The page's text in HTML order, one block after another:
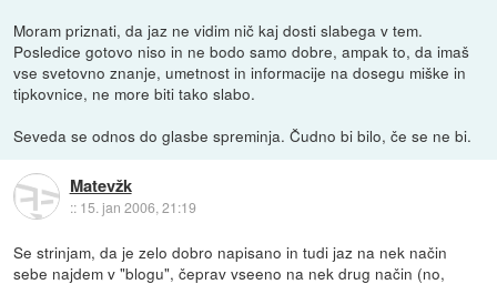
Moram priznati, da jaz ne vidim nič kaj dosti slabega v tem.
Posledice gotovo niso in ne bodo samo dobre, ampak to, da imaš
vse svetovno znanje, umetnost in informacije na dosegu miške in
tipkovnice, ne more biti tako slabo.
Seveda se odnos do glasbe spreminja. Čudno bi bilo, če se ne bi.
Matevžk
:: 15. jan 2006, 21:19
Se strinjam, da je zelo dobro napisano in tudi jaz na nek način
sebe najdem v "blogu", čeprav vseeno na nek drug način (no,